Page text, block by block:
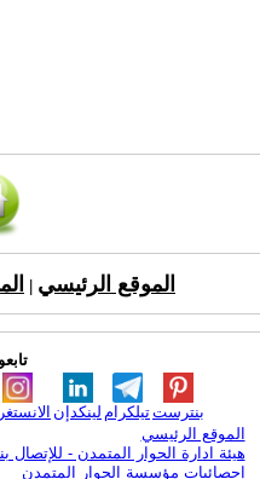
الموقع الرئيسي
لينكدإن تيلكرامبنترست
الموقع الرئيسي
هيئة ادارة الحوار المتمدن - للإتصال
إحصائيات مؤسسة الحوار المتمدن